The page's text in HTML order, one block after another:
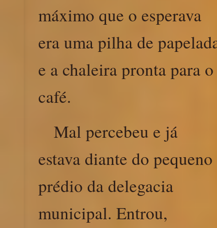
máximo que o esperava
era uma pilha de
e a chaleira pronta para o
café.
Mal percebeu e já
estava diante do pequeno
prédio da delegacia
municipal. Entrou,